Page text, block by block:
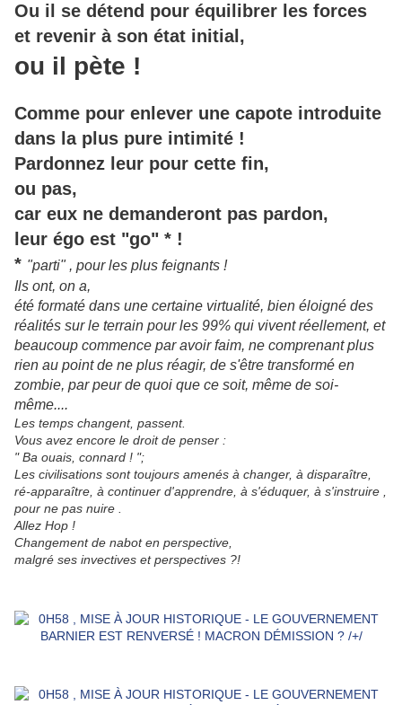
Ou il se détend pour équilibrer les forces
et revenir à son état initial,
ou il pète !
Comme pour enlever une capote introduite
dans la plus pure intimité !
Pardonnez leur pour cette fin,
ou pas,
car eux ne demanderont pas pardon,
leur égo est "go" * !
* "parti" , pour les plus feignants !
Ils ont, on a,
été formaté dans une certaine virtualité, bien éloigné des
réalités sur le terrain pour les 99% qui vivent réellement, et
beaucoup commence par avoir faim, ne comprenant plus
rien au point de ne plus réagir, de s'être transformé en
zombie, par peur de quoi que ce soit, même de soi-
même....
Les temps changent, passent.
Vous avez encore le droit de penser :
" Ba ouais, connard ! ";
Les civilisations sont toujours amenés à changer, à disparaître,
ré-apparaître, à continuer d'apprendre, à s'éduquer, à s'instruire ,
pour ne pas nuire .
Allez Hop !
Changement de nabot en perspective,
malgré ses invectives et perspectives ?!